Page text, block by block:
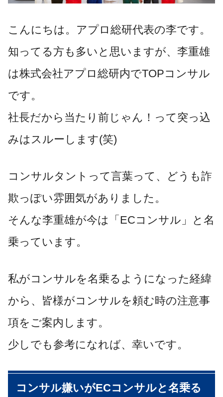
こんにちは。アプロ総研代表の李です。
知ってる方も多いと思いますが、李重雄
は株式会社アプロ総研内でTOPコンサル
です。
社長だから当たり前じゃん！って突っ込
みはスルーします(笑)
コンサルタントって言葉って、どうも詐
欺っぽい雰囲気がありました。
そんな李重雄が今は「ECコンサル」と名
乗っています。
私がコンサルを名乗るようになった経緯
から、皆様がコンサルを頼む時の注意事
項をご案内します。
少しでも参考になれば、幸いです。
コンサル嫌いがECコンサルと名乗る